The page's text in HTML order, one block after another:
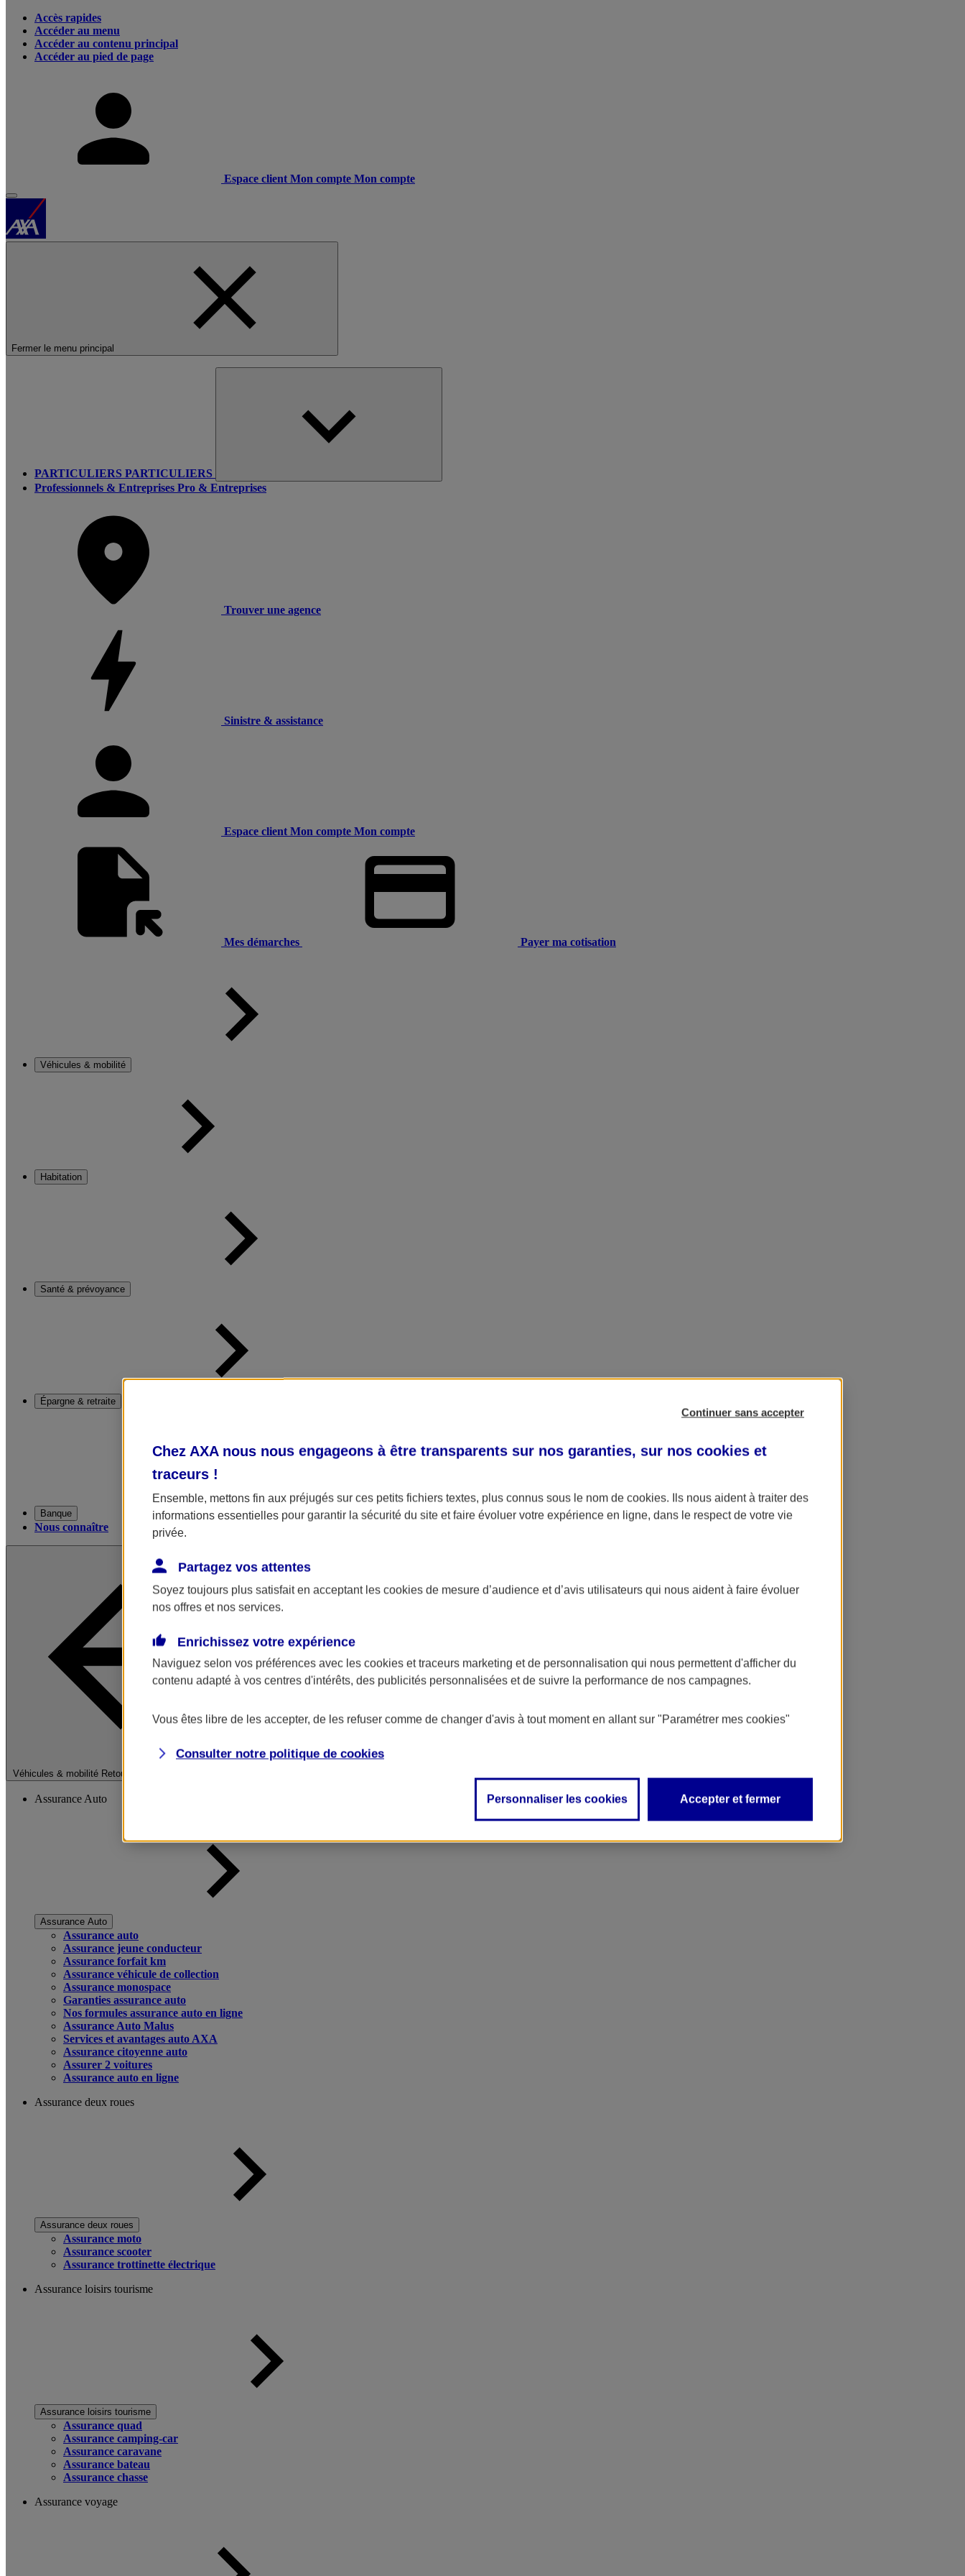
Accès rapides
Accéder au menu
Accéder au contenu principal
Accéder au pied de page
Espace client Mon compte Mon compte
Fermer le menu principal
PARTICULIERS PARTICULIERS
Professionnels & Entreprises Pro & Entreprises
Trouver une agence
Sinistre & assistance
Espace client Mon compte Mon compte
Mes démarches Payer ma cotisation
Véhicules & mobilité
Habitation
Santé & prévoyance
Épargne & retraite
Banque
Nous connaître
Véhicules & mobilité Retour à la section précédente
Fermer le menu principal
Assurance Auto
Assurance Auto
Assurance auto
Assurance jeune conducteur
Assurance forfait km
Assurance véhicule de collection
Assurance monospace
Garanties assurance auto
Nos formules assurance auto en ligne
Assurance Auto Malus
Services et avantages auto AXA
Assurance citoyenne auto
Assurer 2 voitures
Assurance auto en ligne
Assurance deux roues
Assurance deux roues
Assurance moto
Assurance scooter
Assurance trottinette électrique
Assurance loisirs tourisme
Assurance loisirs tourisme
Assurance quad
Assurance camping-car
Assurance caravane
Assurance bateau
Assurance chasse
Assurance voyage
Continuer sans accepter
Chez AXA nous nous engageons à être transparents sur nos garanties, sur nos cookies et
traceurs !
Ensemble, mettons fin aux préjugés sur ces petits fichiers textes, plus connus sous le nom de cookies. Ils nous aident à traiter des
informations essentielles pour garantir la sécurité du site et faire évoluer votre expérience en ligne, dans le respect de votre vie
privée.
Partagez vos attentes
Soyez toujours plus satisfait en acceptant les cookies de mesure d’audience et d’avis utilisateurs qui nous aident à faire évoluer
nos offres et nos services.
Enrichissez votre expérience
Naviguez selon vos préférences avec les cookies et traceurs marketing et de personnalisation qui nous permettent d'afficher du
contenu adapté à vos centres d'intérêts, des publicités personnalisées et de suivre la performance de nos campagnes.
Vous êtes libre de les accepter, de les refuser comme de changer d'avis à tout moment en allant sur "Paramétrer mes cookies"
Consulter notre politique de cookies
Personnaliser les cookies Accepter et fermer